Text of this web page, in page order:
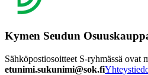
Kymen Seudun
Sähköpostiosoitteet S-ryhmässä ovat
etunimi.sukunimi@sok.fi